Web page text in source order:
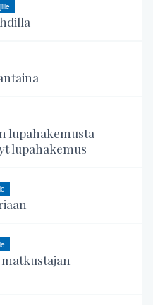
lupahakemusta –
lupahakemus